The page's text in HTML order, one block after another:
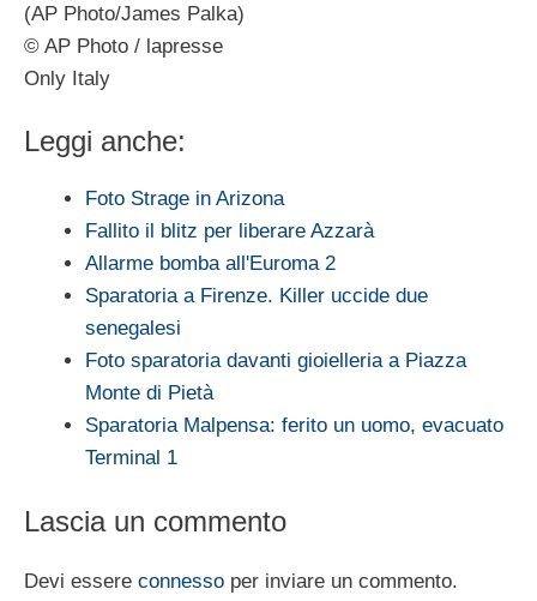
(AP Photo/James Palka)
© AP Photo / lapresse
Only Italy
Leggi anche:
Foto Strage in Arizona
Fallito il blitz per liberare Azzarà
Allarme bomba all'Euroma 2
Sparatoria a Firenze. Killer uccide due
senegalesi
Foto sparatoria davanti gioielleria a Piazza
Monte di Pietà
Sparatoria Malpensa: ferito un uomo, evacuato
Terminal 1
Lascia un commento
Devi essere connesso per inviare un commento.